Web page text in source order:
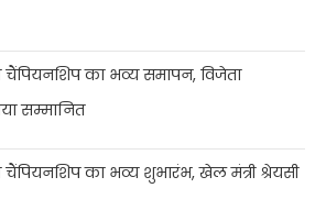
चैंपियनशिप का भव्य समापन, विजेता
सम्मानित
चैंपियनशिप का भव्य शुभारंभ, खेल मंत्री श्रेयसी